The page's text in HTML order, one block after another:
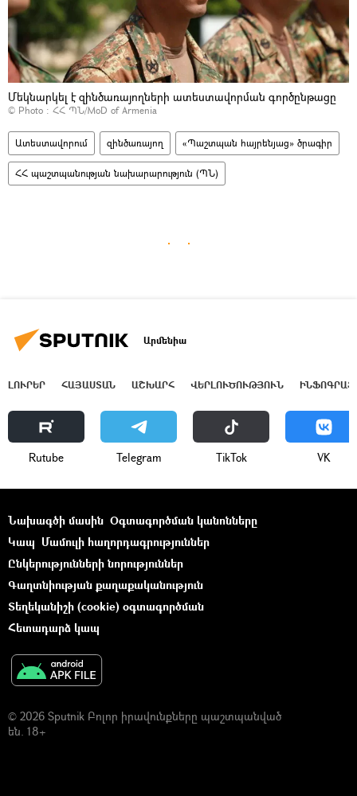
Մեկնարկել է զինծառայողների ատեստավորման գործընթացը
© Photo : ՀՀ ՊՆ/MoD of Armenia
Ատեստավորում զինծառայող «Պաշտպան հայրենյաց» ծրագիր
ՀՀ պաշտպանության նախարարություն (ՊՆ)
Արմենիա
ԼՈՒՐԵՐ ՀԱՅԱՍՏԱՆ ԱՇԽԱՐՀ ՎԵՐԼՈՒԾՈՒԹՅՈՒՆ
Rutube Telegram ТikТоk VK
Նախագծի մասին Օգտագործման կանոնները
Կապ Մամուլի հաղորդագրություններ
Ընկերությունների նորություններ
Գաղտնիության քաղաքականություն
Տեղեկանիշի (cookie) օգտագործման
Հետադարձ կապ
© 2026 Sputnik Բոլոր իրավունքները պաշտպանված
են. 18+